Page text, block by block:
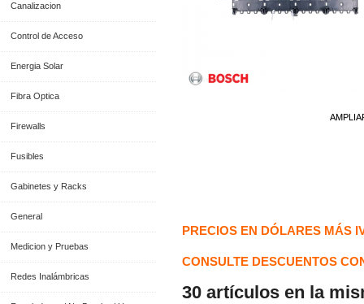
Canalizacion
Control de Acceso
Energia Solar
Fibra Optica
Firewalls
Fusibles
Gabinetes y Racks
General
Medicion y Pruebas
Redes Inalámbricas
PRECIOS EN DÓLARES MÁS
CONSULTE DESCUENTOS
30 artículos en la